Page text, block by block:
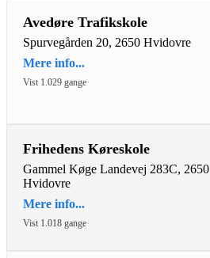
Avedøre Trafikskole
Spurvegården 20, 2650 Hvidovre
Mere info...
Vist 1.029 gange
Frihedens Køreskole
Gammel Køge Landevej 283C, 2650
Hvidovre
Mere info...
Vist 1.018 gange